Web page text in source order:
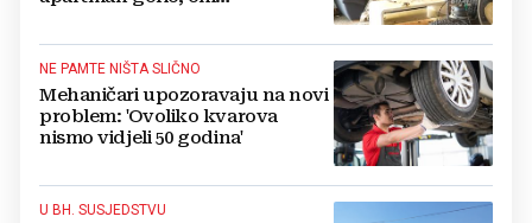
NE PAMTE NIŠTA SLIČNO
Mehaničari upozoravaju na novi
problem: 'Ovoliko kvarova
nismo vidjeli 50 godina'
U BH. SUSJEDSTVU